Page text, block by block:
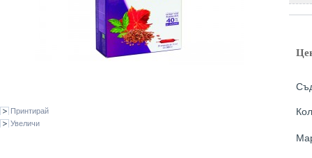
Принтирай
Увеличи